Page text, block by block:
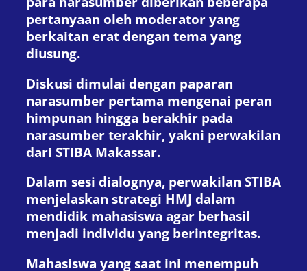
pertanyaan oleh moderator yang
berkaitan erat dengan tema yang
diusung.
Diskusi dimulai dengan paparan
narasumber pertama mengenai peran
himpunan hingga berakhir pada
narasumber terakhir, yakni perwakilan
dari STIBA Makassar.
Dalam sesi dialognya, perwakilan STIBA
menjelaskan strategi HMJ dalam
mendidik mahasiswa agar berhasil
menjadi individu yang berintegritas.
Mahasiswa yang saat ini menempuh